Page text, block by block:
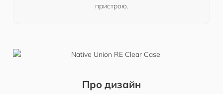
пристрою.
Про дизайн